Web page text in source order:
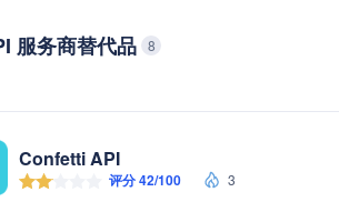
服务商替代品 8
Confetti API
评分 42/100 3